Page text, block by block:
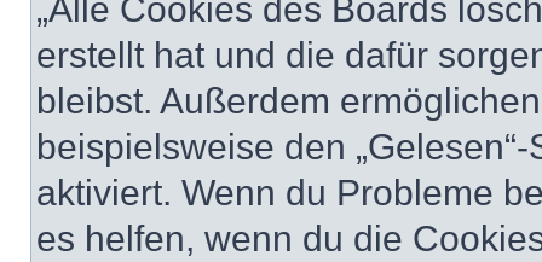
„Alle Cookies des Boards
erstellt hat und die dafür
bleibst. Außerdem
beispielsweise den
aktiviert. Wenn du Probleme
es helfen, wenn du die